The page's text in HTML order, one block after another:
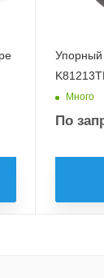
Упорный
Много
По